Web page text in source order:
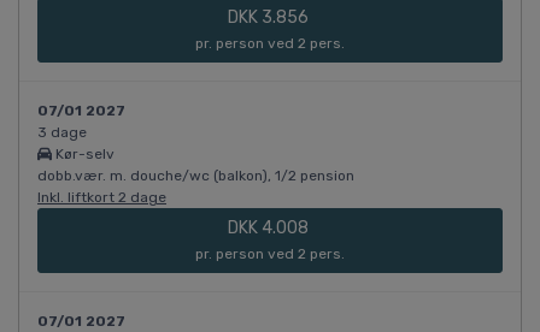
DKK 3.856
pr. person ved 2 pers.
07/01 2027
3 dage
Kør-selv
dobb.vær. m. douche/wc (balkon), 1/2 pension
Inkl. liftkort 2 dage
DKK 4.008
pr. person ved 2 pers.
07/01 2027